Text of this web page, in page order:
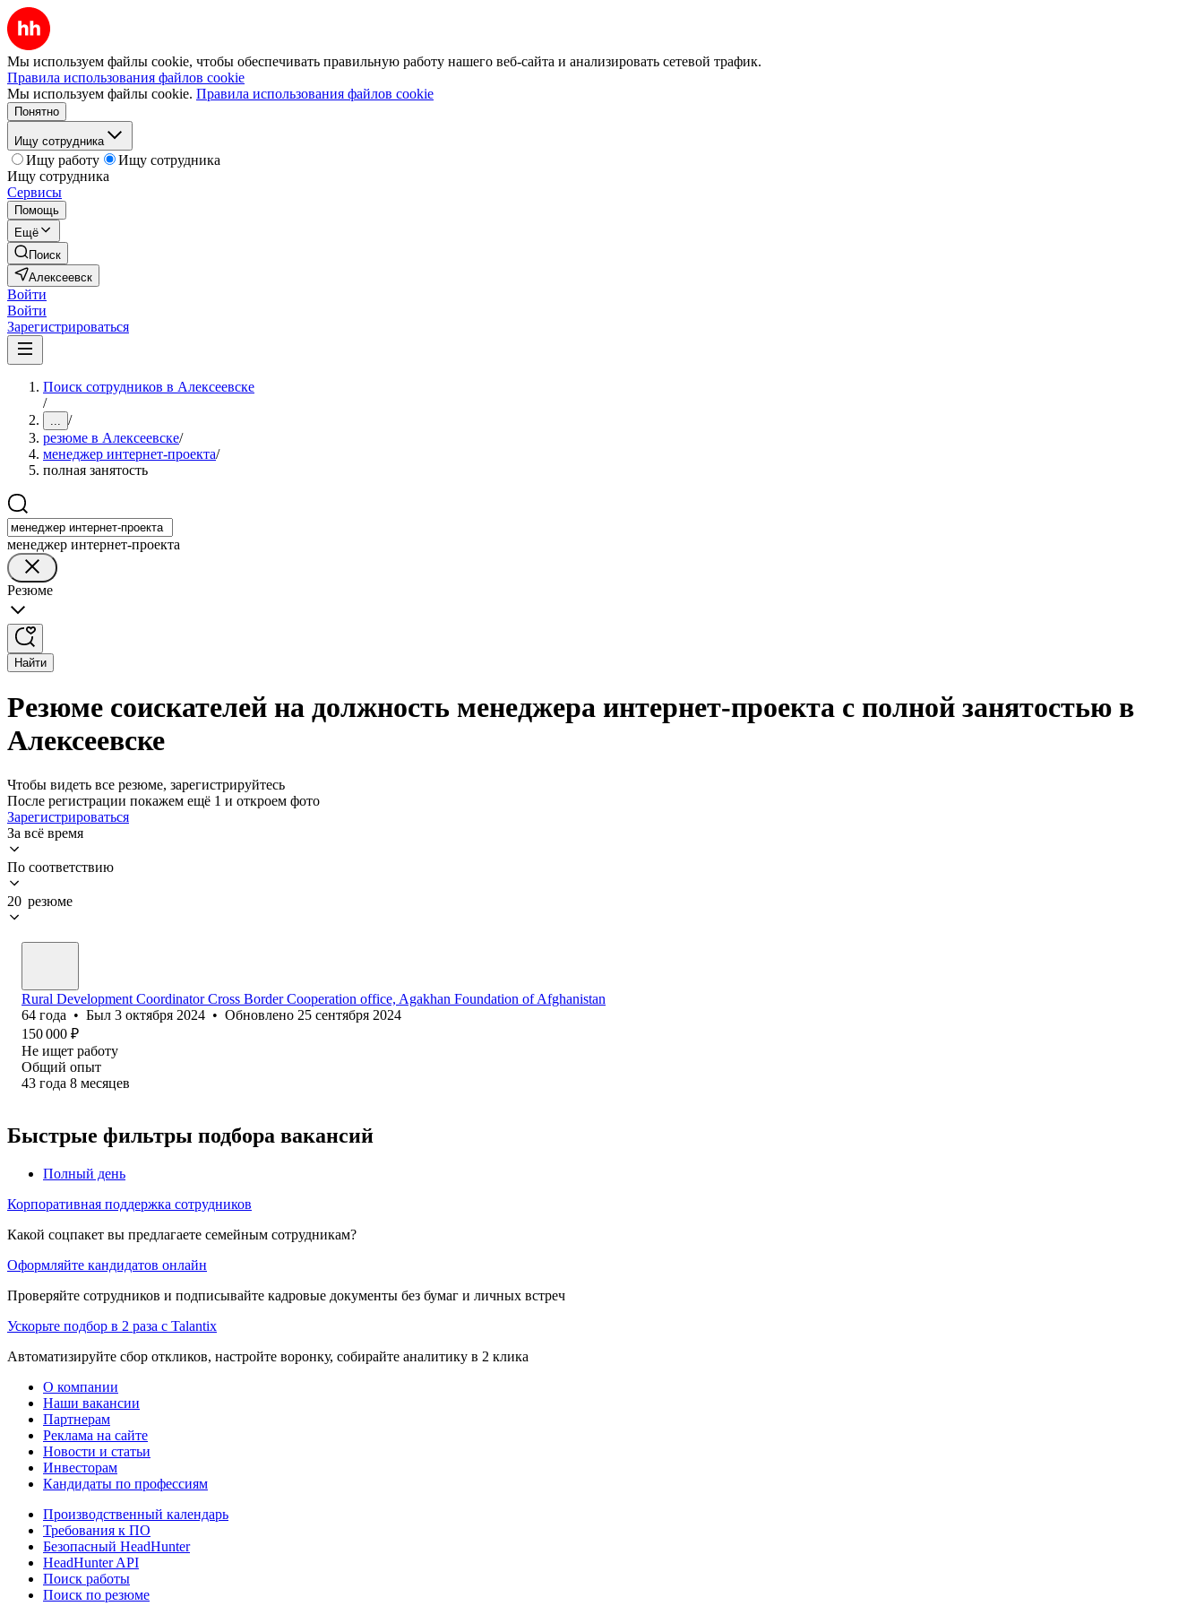
Мы используем файлы cookie, чтобы обеспечивать правильную работу нашего веб-сайта и анализировать сетевой трафик.
Правила использования файлов cookie
Мы используем файлы cookie. Правила использования файлов cookie
Понятно
Ищу сотрудника
Ищу работу
Ищу сотрудника
Ищу сотрудника
Сервисы
Помощь
Ещё
Поиск
Алексеевск
Войти
Войти
Зарегистрироваться
Поиск сотрудников в Алексеевске
/
... /
резюме в Алексеевске/
менеджер интернет-проекта/
полная занятость
менеджер интернет-проекта
Резюме
Найти
Резюме соискателей на должность менеджера интернет-проекта с полной занятостью в
Алексеевске
Чтобы видеть все резюме, зарегистрируйтесь
После регистрации покажем ещё 1 и откроем фото
Зарегистрироваться
За всё время
По соответствию
20 резюме
Rural Development Coordinator Cross Border Cooperation office, Agakhan Foundation of Afghanistan
64 года • Был 3 октября 2024 • Обновлено 25 сентября 2024
150 000 ₽
Не ищет работу
Общий опыт
43 года 8 месяцев
Быстрые фильтры подбора вакансий
Полный день
Корпоративная поддержка сотрудников
Какой соцпакет вы предлагаете семейным сотрудникам?
Оформляйте кандидатов онлайн
Проверяйте сотрудников и подписывайте кадровые документы без бумаг и личных встреч
Ускорьте подбор в 2 раза с Talantix
Автоматизируйте сбор откликов, настройте воронку, собирайте аналитику в 2 клика
О компании
Наши вакансии
Партнерам
Реклама на сайте
Новости и статьи
Инвесторам
Кандидаты по профессиям
Производственный календарь
Требования к ПО
Безопасный HeadHunter
HeadHunter API
Поиск работы
Поиск по резюме